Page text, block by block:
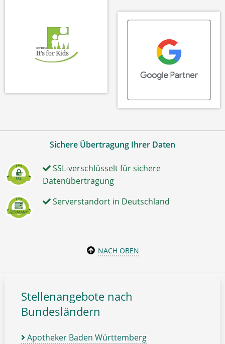
Sichere Übertragung Ihrer Daten
SSL-verschlüsselt für sichere
Datenübertragung
Serverstandort in Deutschland
NACH OBEN
Stellenangebote nach
Bundesländern
Apotheker Baden Württemberg